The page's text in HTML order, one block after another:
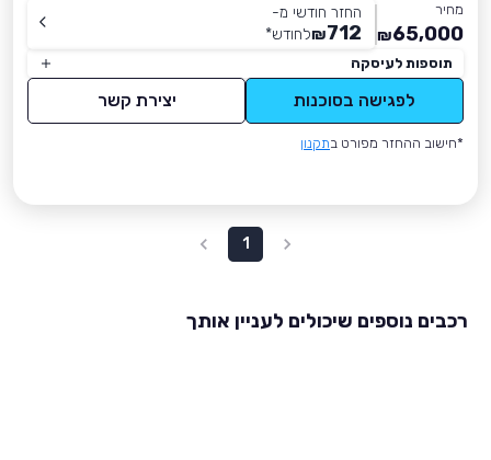
מחיר
65,000
₪
החזר חודשי מ-
712
₪לחודש*
תוספות לעיסקה
לפגישה בסוכנות יצירת קשר
*חישוב ההחזר מפורט בתקנון
1
רכבים נוספים שיכולים לעניין אותך